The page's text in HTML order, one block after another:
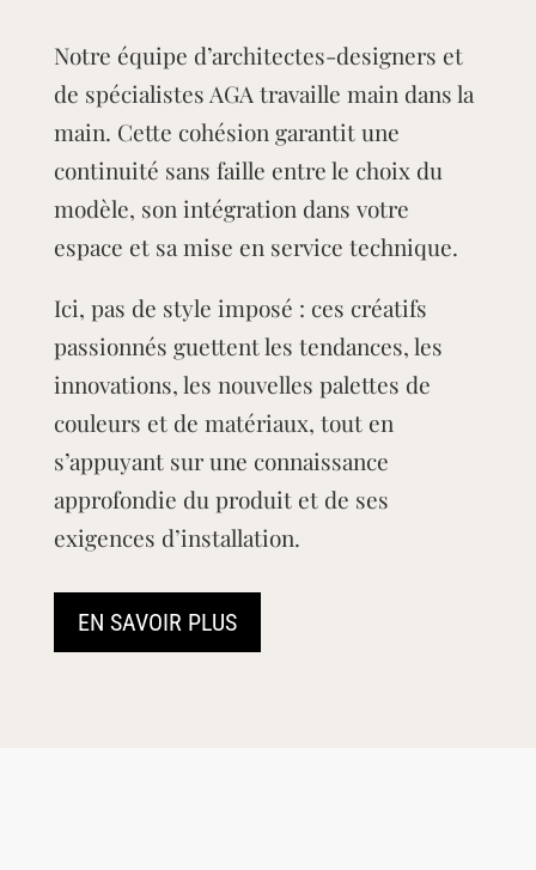
Notre équipe d’architectes-designers et
de spécialistes AGA travaille main dans la
main. Cette cohésion garantit une
continuité sans faille entre le choix du
modèle, son intégration dans votre
espace et sa mise en service technique.
Ici, pas de style imposé : ces créatifs
passionnés guettent les tendances, les
innovations, les nouvelles palettes de
couleurs et de matériaux, tout en
s’appuyant sur une connaissance
approfondie du produit et de ses
exigences d’installation.
EN SAVOIR PLUS